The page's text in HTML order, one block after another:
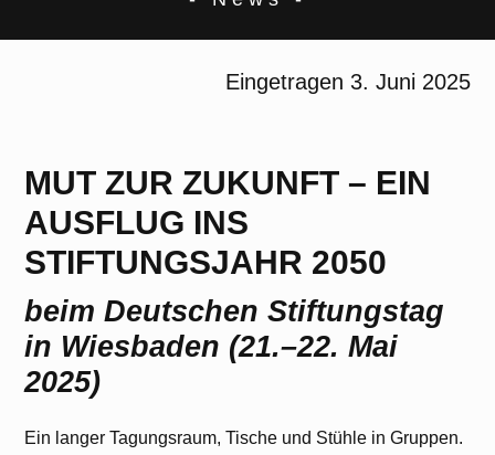
Eingetragen 3. Juni 2025
MUT ZUR ZUKUNFT – EIN
AUSFLUG INS
STIFTUNGSJAHR 2050
beim Deutschen Stiftungstag
in Wiesbaden (21.–22. Mai
2025)
Ein langer Tagungsraum, Tische und Stühle in Gruppen.